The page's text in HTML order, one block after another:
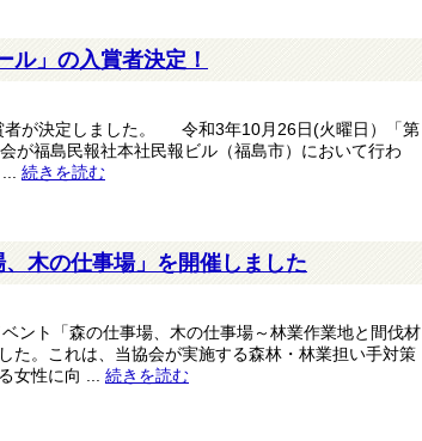
ル」の入賞者決定！
者が決定しました。 令和3年10月26日(火曜日）「第
が福島民報社本社民報ビル（福島市）において行わ
続きを読む
木の仕事場」を開催しました
ント「森の仕事場、木の仕事場～林業作業地と間伐材
た。これは、当協会が実施する森林・林業担い手対策
女性に向 ... 続きを読む